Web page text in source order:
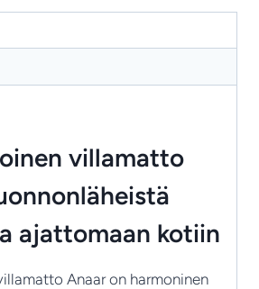
villamatto
ajattomaan kotiin
Anaar on harmoninen